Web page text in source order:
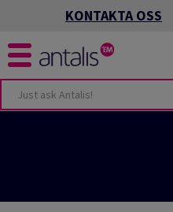
KONTAKTA OSS